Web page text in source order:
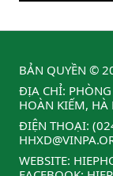
BẢN QUYỀN ©
ĐỊA CHỈ:
HOÀN KIẾM, HÀ
ĐIỆN THOẠI:
WEBSITE: